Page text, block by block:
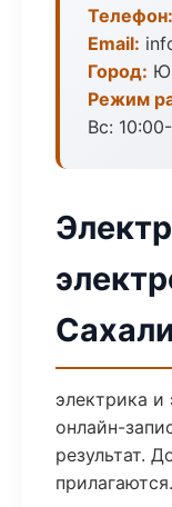
Телефон:
Email:
Город:
Режим
Вс:
электрика и
онлайн-
результат.
прилагаются.